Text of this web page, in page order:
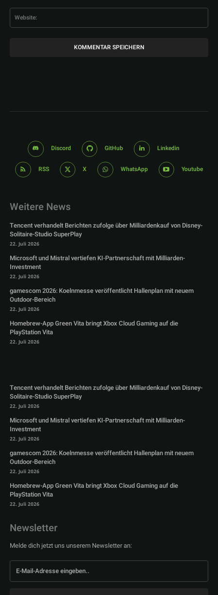
Discord GitHub Linkedin
RSS X WhatsApp Youtube
Weitere News
Tencent verhandelt Berichten zufolge über Milliardenkauf von Disney-
Solitaire-Studio SuperPlay
22. Juli 2026
Microsoft und Mistral vertiefen KI-Partnerschaft mit Milliarden-
Investment
22. Juli 2026
gamescom 2026: Koelnmesse veröffentlicht Hallenplan mit neuem
Outdoor-Bereich
22. Juli 2026
Homebrew-App Green Vita bringt Xbox Cloud Gaming auf die
PlayStation Vita
22. Juli 2026
Tencent verhandelt Berichten zufolge über Milliardenkauf von Disney-
Solitaire-Studio SuperPlay
22. Juli 2026
Microsoft und Mistral vertiefen KI-Partnerschaft mit Milliarden-
Investment
22. Juli 2026
gamescom 2026: Koelnmesse veröffentlicht Hallenplan mit neuem
Outdoor-Bereich
22. Juli 2026
Homebrew-App Green Vita bringt Xbox Cloud Gaming auf die
PlayStation Vita
22. Juli 2026
Newsletter
Melde dich jetzt uns unserem Newsletter an: